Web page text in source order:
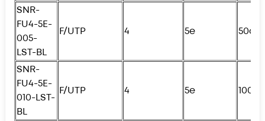
SNR-
FU4-5E-
005-
LST-BL
F/UTP 4 5e 50см
SNR-
FU4-5E-
010-LST-
BL
F/UTP 4 5e